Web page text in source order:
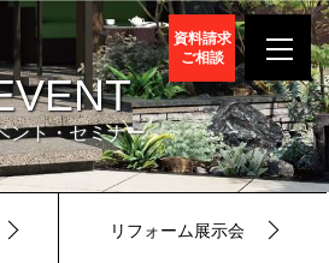
資料請求
ご相談
ント・セミナー
リフォーム展示会